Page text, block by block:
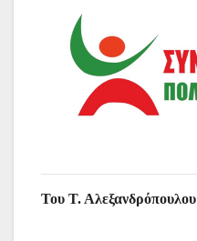
Του Τ. Αλεξανδρόπουλου